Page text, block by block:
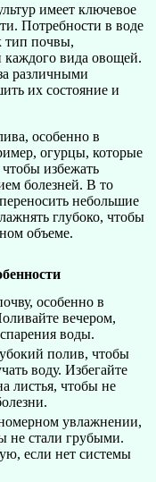
имеет ключевое
Потребности в воде
тип почвы,
каждого вида овощей.
различными
их состояние и
особенно в
огурцы, которые
избежать
болезней. В то
небольшие
глубоко, чтобы
объеме.
особенно в
вечером,
воды.
полив, чтобы
воду. Избегайте
листья, чтобы не
увлажнении,
не стали грубыми.
если нет системы